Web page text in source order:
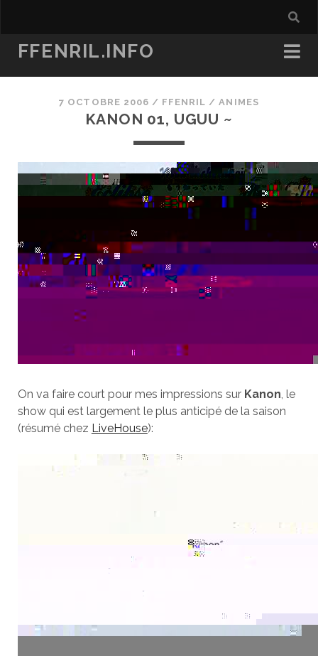
FFENRIL.INFO
7 OCTOBRE 2006 / FFENRIL /ANIMES
KANON 01, UGUU ~
On va faire court pour mes impressions sur Kanon, le
show qui est largement le plus anticipé de la saison
(résumé chez LiveHouse):